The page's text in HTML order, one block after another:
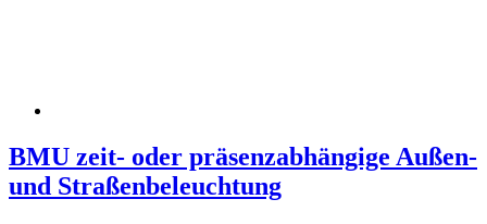
BMU zeit- oder präsenzabhängige Außen-
und Straßenbeleuchtung